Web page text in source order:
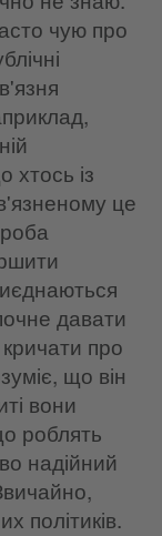
чую про
хтось із
це
давати
про
що він
вони
роблять
надійний
політиків.